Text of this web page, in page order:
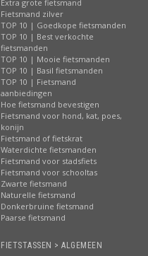
Extra grote fietsmand
Fietsmand zilver
TOP 10 | Goedkope fietsmanden
TOP 10 | Best verkochte
fietsmanden
TOP 10 | Mooie fietsmanden
TOP 10 | Basil fietsmanden
TOP 10 | Fietsmand
aanbiedingen
Hoe fietsmand bevestigen
Fietsmand voor hond, kat, poes,
konijn
Fietsmand of fietskrat
Waterdichte fietsmanden
Fietsmand voor stadsfiets
Fietsmand voor schooltas
Zwarte fietsmand
Naturelle fietsmand
Donkerbruine fietsmand
Paarse fietsmand
FIETSTASSEN > ALGEMEEN